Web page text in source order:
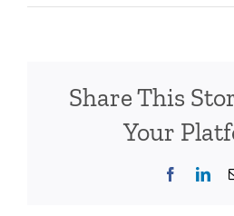
Share This
Your
Facebook